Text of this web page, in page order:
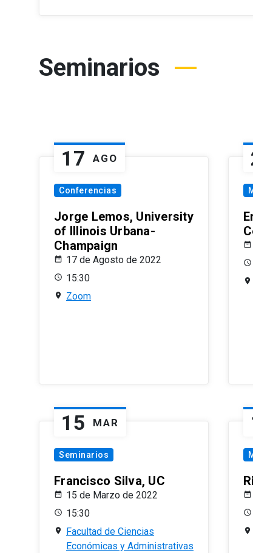
Seminarios
17 AGO
Conferencias
Jorge Lemos, University
of Illinois Urbana-
Champaign
17 de Agosto de 2022
15:30
Zoom
15 MAR
Seminarios
Francisco Silva, UC
15 de Marzo de 2022
15:30
Facultad de Ciencias
Económicas y Administrativas